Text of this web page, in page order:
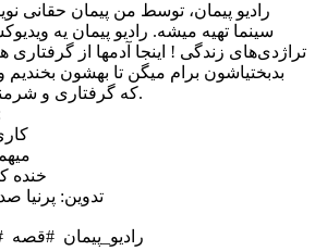
راديو پیمان،‌ توسط من پیمان حقانی
سینما تهیه میشه. رادیو پیمان یه
تراژدی‌های زندگی ! اینجا آدمها از
بدبختیاشون برام میگن تا بهشون بخندیم
که گرفتاری و شرمندگی مال همه‌س.
خنده